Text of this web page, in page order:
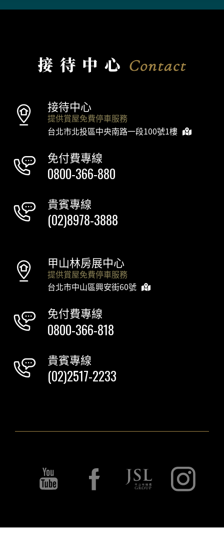
接待中心 Contact
接待中心
提供賞屋免費停車服務
台北市北投區中央南路一段100號1樓
免付費專線
0800-366-880
貴賓專線
(02)8978-3888
甲山林房展中心
提供賞屋免費停車服務
台北市中山區興安街60號
免付費專線
0800-366-818
貴賓專線
(02)2517-2233